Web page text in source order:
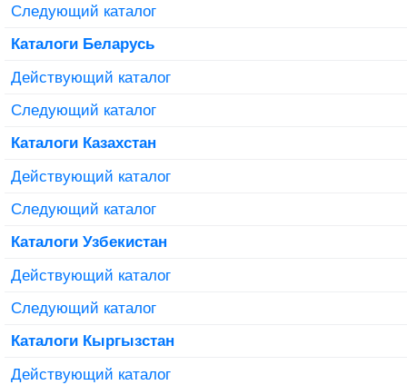
Следующий каталог
Каталоги Беларусь
Действующий каталог
Следующий каталог
Каталоги Казахстан
Действующий каталог
Следующий каталог
Каталоги Узбекистан
Действующий каталог
Следующий каталог
Каталоги Кыргызстан
Действующий каталог